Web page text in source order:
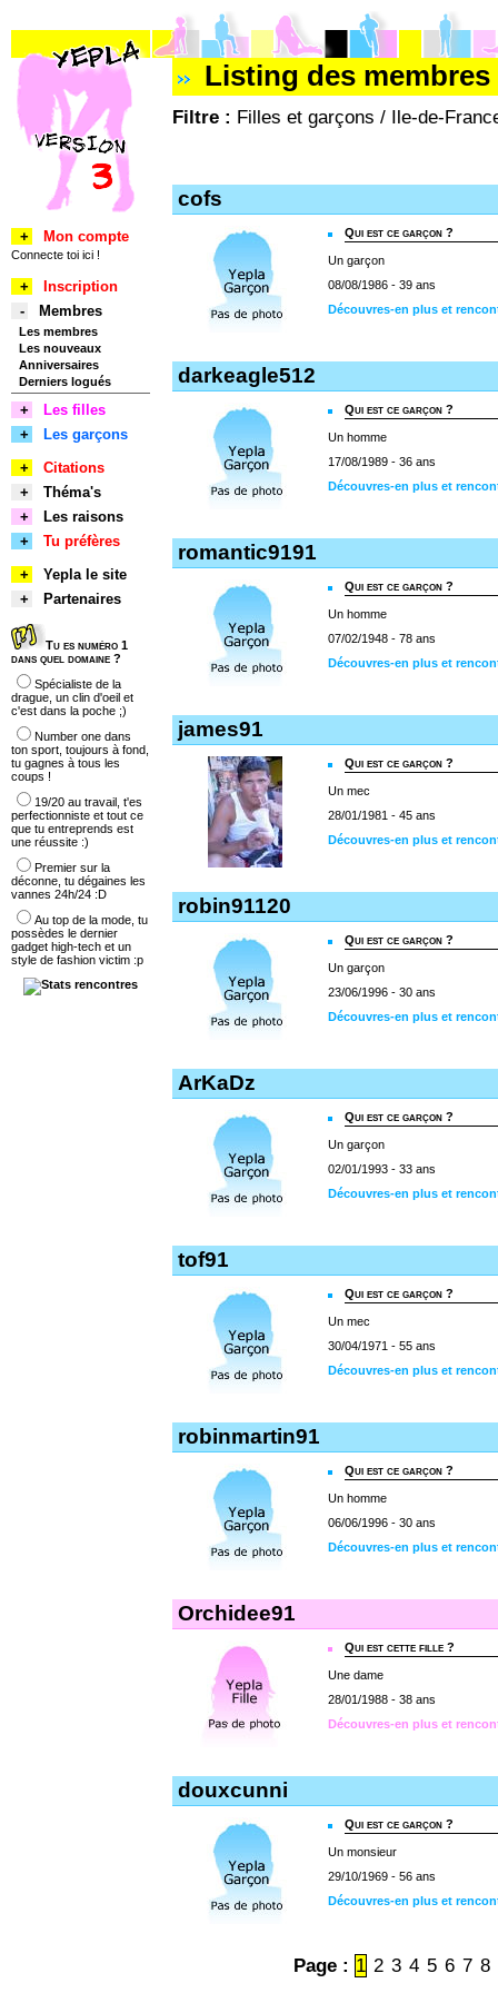
Listing des
Filtre : Filles et garçons / Ile-de-
cofs
Qui est ce garçon ?
Un garçon
08/08/1986 - 39 ans
Découvres-en plus et
darkeagle512
Qui est ce garçon ?
Un homme
17/08/1989 - 36 ans
Découvres-en plus et
romantic9191
Qui est ce garçon ?
Un homme
07/02/1948 - 78 ans
Découvres-en plus et
james91
Qui est ce garçon ?
Un mec
28/01/1981 - 45 ans
Découvres-en plus et
robin91120
Qui est ce garçon ?
Un garçon
23/06/1996 - 30 ans
Découvres-en plus et
ArKaDz
Qui est ce garçon ?
Un garçon
02/01/1993 - 33 ans
Découvres-en plus et
tof91
Qui est ce garçon ?
Un mec
30/04/1971 - 55 ans
Découvres-en plus et
robinmartin91
Qui est ce garçon ?
Un homme
06/06/1996 - 30 ans
Découvres-en plus et
Orchidee91
Qui est cette fille ?
Une dame
28/01/1988 - 38 ans
Découvres-en plus et
douxcunni
Qui est ce garçon ?
Un monsieur
29/10/1969 - 56 ans
Découvres-en plus et
Page : 1 2 3 4 5 6 7 8
+ Mon compte
Connecte toi ici !
+
Inscription
-
Membres
Les membres
Les nouveaux
Anniversaires
Derniers logués
+
Les filles
+
Les garçons
+
Citations
+
Théma's
+
Les raisons
+
Tu préfères
+
Yepla le site
+
Partenaires
Tu es numéro 1
dans quel domaine ?
Spécialiste de la
drague, un clin d'oeil et
c'est dans la poche ;)
Number one dans
ton sport, toujours à fond,
tu gagnes à tous les
coups !
19/20 au travail, t'es
perfectionniste et tout ce
que tu entreprends est
une réussite :)
Premier sur la
déconne, tu dégaines les
vannes 24h/24 :D
Au top de la mode, tu
possèdes le dernier
gadget high-tech et un
style de fashion victim :p